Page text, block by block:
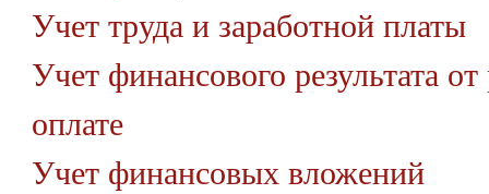
Учет труда и заработной платы
Учет финансового результата
оплате
Учет финансовых вложений